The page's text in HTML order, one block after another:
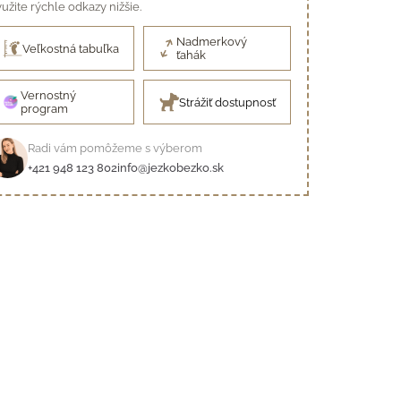
rýchle odkazy nižšie.
Veľkostná tabuľka
Nadmerkový
ťahák
Vernostný
program
Strážiť dostupnosť
Radi vám pomôžeme s výberom
+421 948 123 802info@jezkobezko.sk